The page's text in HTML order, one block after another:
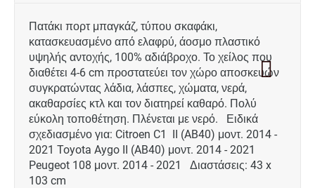
Πατάκι πορτ μπαγκάζ, τύπου σκαφάκι,
κατασκευασμένο από ελαφρύ, άοσμο πλαστικό
υψηλής αντοχής, 100% αδιάβροχο. Το χείλος που
διαθέτει 4-6 cm προστατεύει τον χώρο αποσκευών
συγκρατώντας λάδια, λάσπες, χώματα, νερά,
ακαθαρσίες κτλ και τον διατηρεί καθαρό. Πολύ
εύκολη τοποθέτηση. Πλένεται με νερό. Ειδικά
σχεδιασμένο για: Citroen C1 II (AB40) μοντ. 2014 -
2021 Toyota Aygo II (AB40) μοντ. 2014 - 2021
Peugeot 108 μοντ. 2014 - 2021 Διαστάσεις: 43 x
103 cm